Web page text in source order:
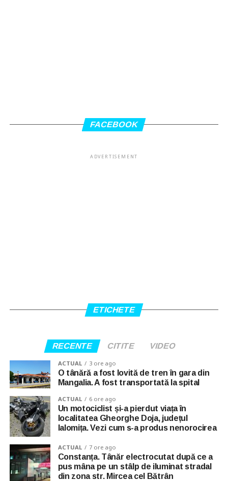
FACEBOOK
ADVERTISEMENT
ETICHETE
RECENTE CITITE VIDEO
ACTUAL 3 ore ago
O tânără a fost lovită de tren în gara din
Mangalia. A fost transportată la spital
ACTUAL 6 ore ago
Un motociclist și-a pierdut viața în
localitatea Gheorghe Doja, județul
Ialomița. Vezi cum s-a produs nenorocirea
ACTUAL 7 ore ago
Constanța. Tânăr electrocutat după ce a
pus mâna pe un stâlp de iluminat stradal
din zona str. Mircea cel Bătrân